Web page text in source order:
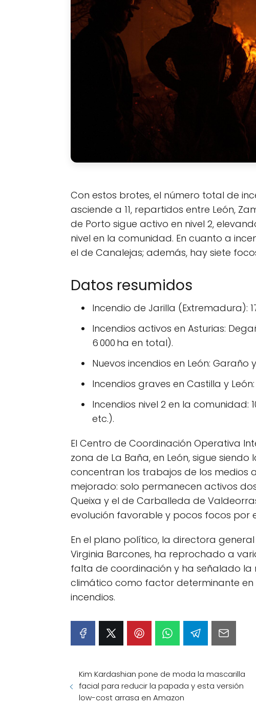
Con estos brotes, el número total de
asciende a 11, repartidos entre León,
de Porto sigue activo en nivel 2,
nivel en la comunidad. En cuanto a
el de Canalejas; además, hay siete
Datos resumidos
Incendio de Jarilla (Extremadura):
Incendios activos en Asturias:
6 000 ha en total).
Nuevos incendios en León: Garaño
Incendios graves en Castilla y
Incendios nivel 2 en la comunidad:
etc.).
El Centro de Coordinación Operativa
zona de La Baña, en León, sigue
concentran los trabajos de los medios
mejorado: solo permanecen activos
Queixa y el de Carballeda de
evolución favorable y pocos focos por
En el plano político, la directora
Virginia Barcones, ha reprochado a
falta de coordinación y ha señalado
climático como factor determinante
incendios.
Kim Kardashian pone de moda la mascarilla
facial para reducir la papada y esta versión
low-cost arrasa en Amazon